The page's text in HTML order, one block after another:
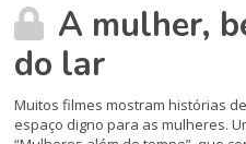
A mulher,
do lar
Muitos filmes mostram histórias
espaço digno para as mulheres.